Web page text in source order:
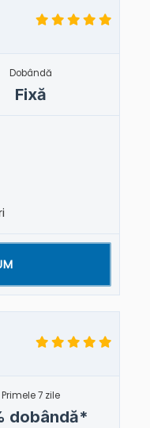
Dobândă
Fixă
Primele 7 zile
dobândă*